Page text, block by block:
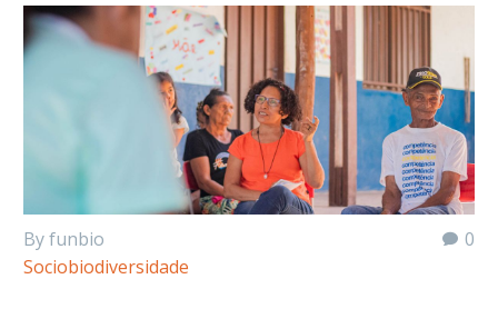
0
By funbio
Sociobiodiversidade